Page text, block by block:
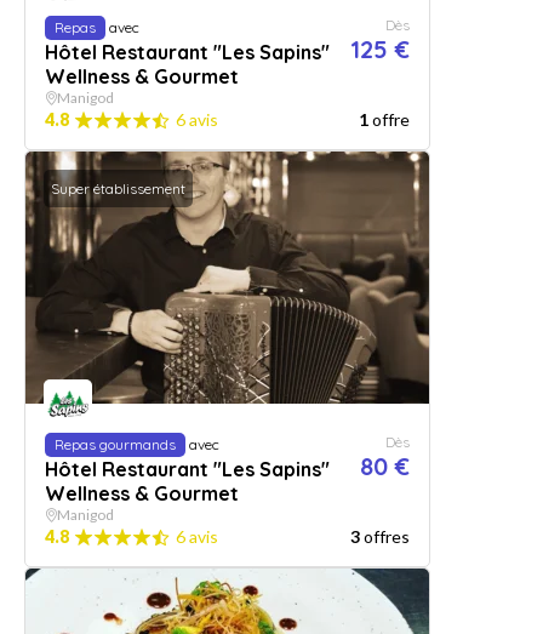
Repas avec
Hôtel Restaurant "Les Sapins"
Wellness & Gourmet
Dès
125 €
Manigod
4.8 6 avis 1offre
Super établissement
Repas gourmands avec
Hôtel Restaurant "Les Sapins"
Wellness & Gourmet
Dès
80 €
Manigod
4.8 6 avis 3offres